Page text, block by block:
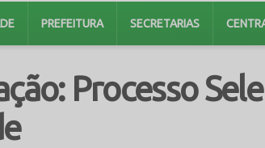
PREFEITURA SECRETARIAS
Processo